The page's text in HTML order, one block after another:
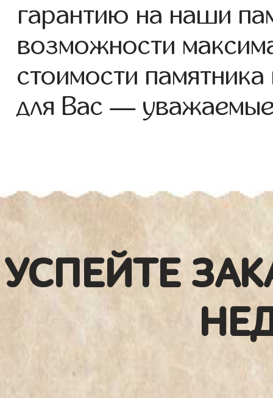
гарантию на наши
возможности
стоимости
для Вас —
УСПЕЙТЕ